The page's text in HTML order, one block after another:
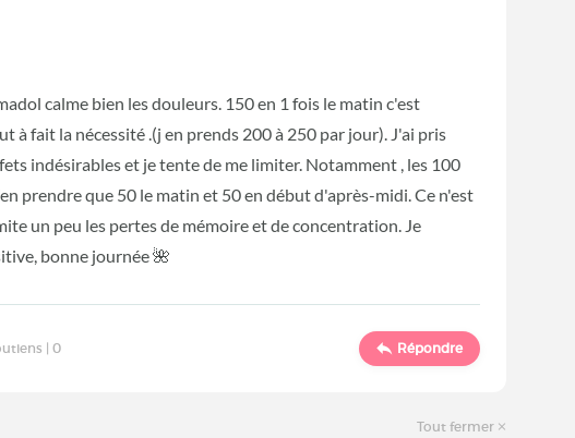
calme bien les douleurs. 150 en 1 fois le matin c'est
à fait la nécessité .(j en prends 200 à 250 par jour). J'ai pris
indésirables et je tente de me limiter. Notamment , les 100
prendre que 50 le matin et 50 en début d'après-midi. Ce n'est
un peu les pertes de mémoire et de concentration. Je
bonne journée 🌺
|0 Répondre
Tout fermer